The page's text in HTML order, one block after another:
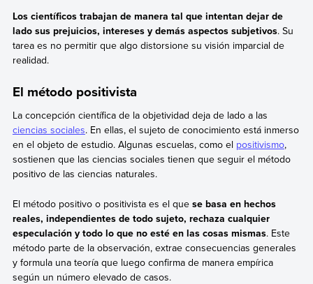
Los científicos trabajan de manera tal que intentan dejar de
lado sus prejuicios, intereses y demás aspectos subjetivos. Su
tarea es no permitir que algo distorsione su visión imparcial de
realidad.
El método positivista
La concepción científica de la objetividad deja de lado a las
ciencias sociales. En ellas, el sujeto de conocimiento está inmerso
en el objeto de estudio. Algunas escuelas, como el positivismo,
sostienen que las ciencias sociales tienen que seguir el método
positivo de las ciencias naturales.
El método positivo o positivista es el que se basa en hechos
reales, independientes de todo sujeto, rechaza cualquier
especulación y todo lo que no esté en las cosas mismas. Este
método parte de la observación, extrae consecuencias generales
y formula una teoría que luego confirma de manera empírica
según un número elevado de casos.